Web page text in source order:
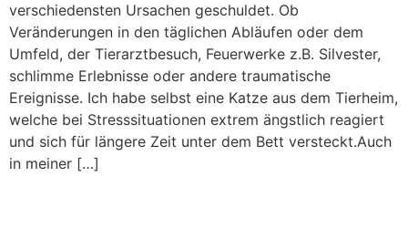
verschiedensten Ursachen geschuldet. Ob
Veränderungen in den täglichen Abläufen oder dem
Umfeld, der Tierarztbesuch, Feuerwerke z.B. Silvester,
schlimme Erlebnisse oder andere traumatische
Ereignisse. Ich habe selbst eine Katze aus dem Tierheim,
welche bei Stresssituationen extrem ängstlich reagiert
und sich für längere Zeit unter dem Bett versteckt.Auch
in meiner […]